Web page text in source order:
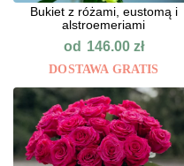
Bukiet z różami, eustomą i
alstroemeriami
od 146.00 zł
DOSTAWA GRATIS